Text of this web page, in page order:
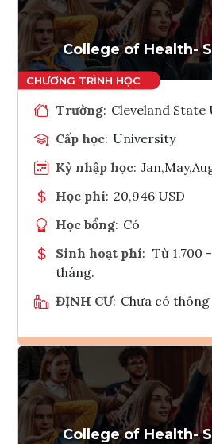
College of Health-
Trường: Cleveland
Cấp học: University
Kỳ nhập học:
Học phí: 20,946 USD
Học bổng: Có
Sinh hoạt phí: Từ 1.700
tháng.
ĐỊNH CƯ: Chưa có
Ghi
College of Health-